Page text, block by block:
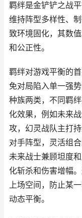
羁绊是金铲铲之战
维持阵型多样性、
致环境固化，其数
和公正性。
羁绊对游戏平衡的
免对局陷入单一强
种族两类，不同羁
化效果，例如未来
攻，幻灵战队主打
对手阵型，灵活组
未来战士兼顾坦度
化斩杀和伤害增幅
上场空间，防止某
动态平衡。